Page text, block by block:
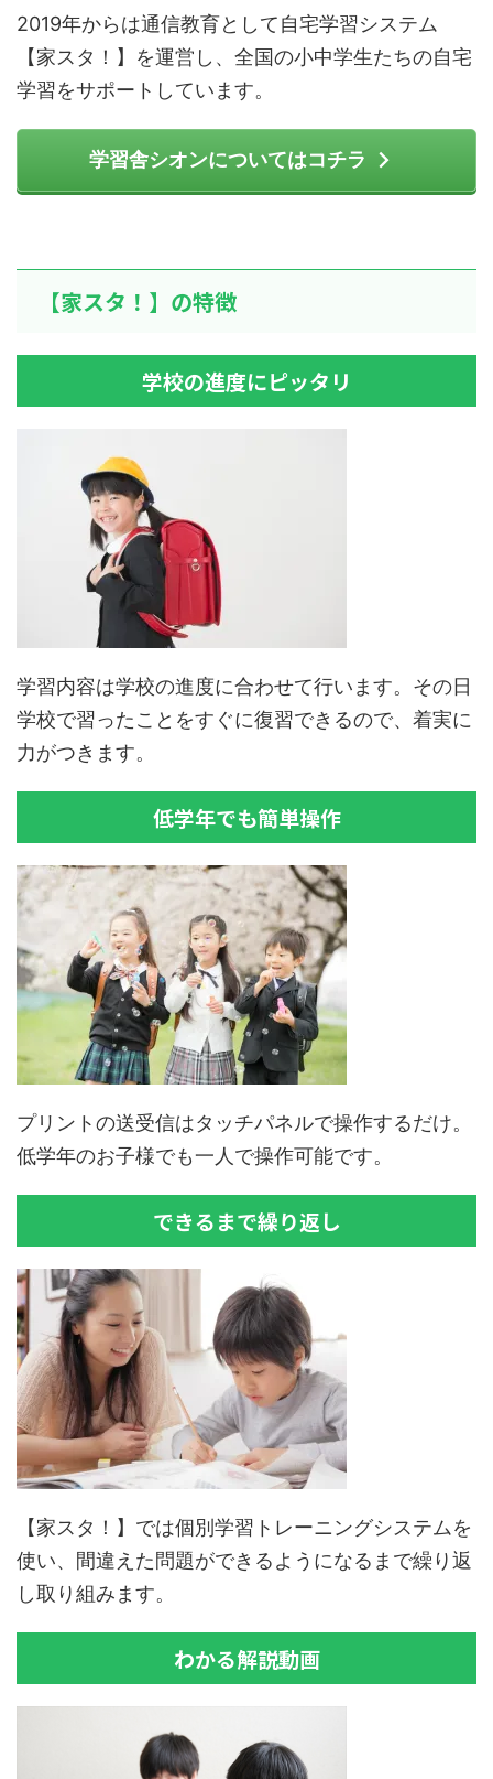
2019年からは通信教育として自宅学習システム
【家スタ！】を運営し、全国の小中学生たちの自宅
学習をサポートしています。
学習舎シオンについてはコチラ
【家スタ！】の特徴
学校の進度にピッタリ
学習内容は学校の進度に合わせて行います。その日
学校で習ったことをすぐに復習できるので、着実に
力がつきます。
低学年でも簡単操作
プリントの送受信はタッチパネルで操作するだけ。
低学年のお子様でも一人で操作可能です。
できるまで繰り返し
【家スタ！】では個別学習トレーニングシステムを
使い、間違えた問題ができるようになるまで繰り返
し取り組みます。
わかる解説動画